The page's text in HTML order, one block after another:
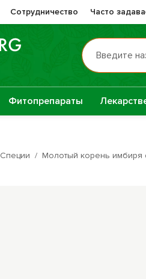
Сотрудничество Часто
Введите
Фитопрепараты
Специи / Молотый корень имбиря